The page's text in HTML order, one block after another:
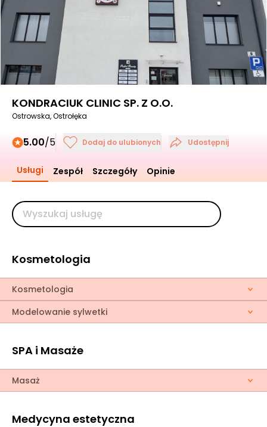
KONDRACIUK CLINIC SP. Z O.O.
Ostrowska, Ostrołęka
5.00/5 Dodaj do ulubionych Udostępnij
Usługi Zespół Szczegóły Opinie
Kosmetologia
Kosmetologia
Modelowanie sylwetki
SPA i Masaże
Masaż
Medycyna estetyczna